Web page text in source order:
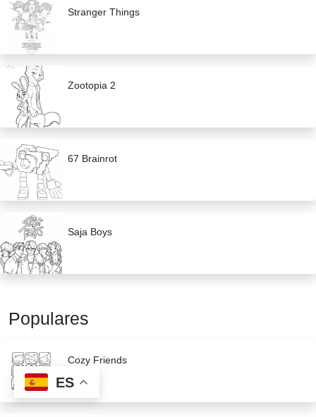
Stranger Things
Zootopia 2
67 Brainrot
Saja Boys
Populares
Cozy Friends
ES